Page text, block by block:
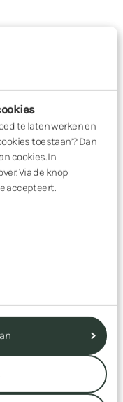
te laten werken en
toestaan’? Dan
cookies. In
Via de knop
accepteert.